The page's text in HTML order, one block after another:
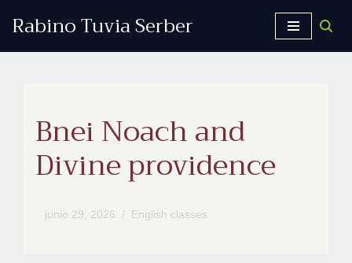
Rabino Tuvia Serber
Bnei Noach and
Divine providence
junio 29, 2026 English classes